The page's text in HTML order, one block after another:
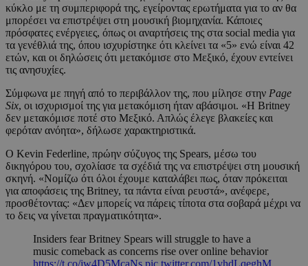
κύκλο με τη συμπεριφορά της, εγείροντας ερωτήματα για το αν θα
μπορέσει να επιστρέψει στη μουσική βιομηχανία. Κάποιες
πρόσφατες ενέργειες, όπως οι αναρτήσεις της στα social media για
τα γενέθλιά της, όπου ισχυρίστηκε ότι κλείνει τα «5» ενώ είναι 42
ετών, και οι δηλώσεις ότι μετακόμισε στο Μεξικό, έχουν εντείνει
τις ανησυχίες.
Σύμφωνα με πηγή από το περιβάλλον της, που μίλησε στην Page
Six, οι ισχυρισμοί της για μετακόμιση ήταν αβάσιμοι. «Η Britney
δεν μετακόμισε ποτέ στο Μεξικό. Απλώς έλεγε βλακείες και
φερόταν ανόητα», δήλωσε χαρακτηριστικά.
Ο Kevin Federline, πρώην σύζυγος της Spears, μέσω του
δικηγόρου του, σχολίασε τα σχέδιά της να επιστρέψει στη μουσική
σκηνή. «Νομίζω ότι όλοι έχουμε καταλάβει πως, όταν πρόκειται
για αποφάσεις της Britney, τα πάντα είναι ρευστά», ανέφερε,
προσθέτοντας: «Δεν μπορείς να πάρεις τίποτα στα σοβαρά μέχρι να
το δεις να γίνεται πραγματικότητα».
Insiders fear Britney Spears will struggle to have a
music comeback as concerns rise over online behavior